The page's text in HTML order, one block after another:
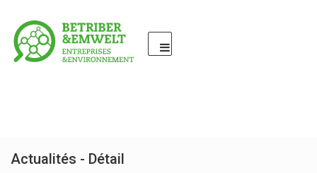
Actualités - Détail